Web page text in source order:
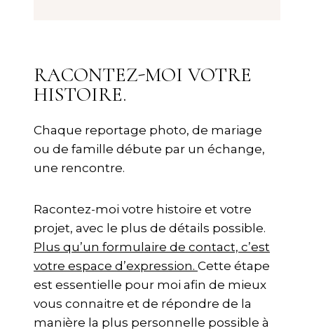
RACONTEZ-MOI VOTRE
HISTOIRE.
Chaque reportage photo, de mariage
ou de famille débute par un échange,
une rencontre.
Racontez-moi votre histoire et votre
projet, avec le plus de détails possible.
Plus qu’un formulaire de contact, c’est
votre espace d’expression. Cette étape
est essentielle pour moi afin de mieux
vous connaitre et de répondre de la
manière la plus personnelle possible à